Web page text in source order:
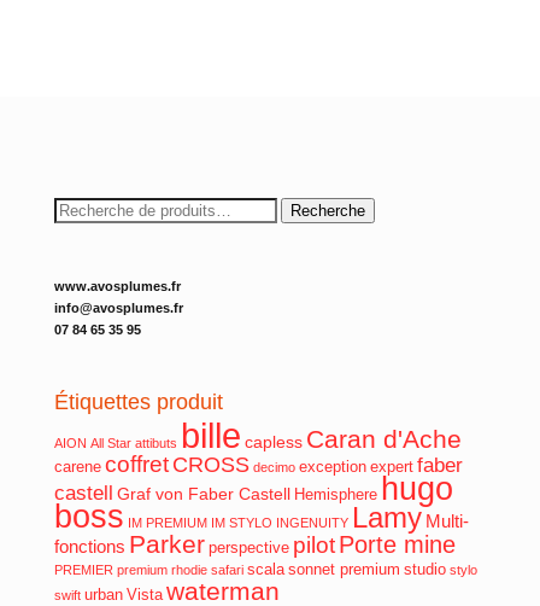
Recherche
Recherche
www.avosplumes.fr
info@avosplumes.fr
07 84 65 35 95
Étiquettes produit
AION All Star attibuts bille capless Caran d'Ache
carene coffret CROSS decimo exception expert faber
castell Graf von Faber Castell Hemisphere hugo
boss IM PREMIUM IM STYLO INGENUITY Lamy Multi-
fonctions Parker perspective pilot Porte mine
PREMIER premium rhodie safari scala sonnet premium studio stylo
swift urban Vista waterman